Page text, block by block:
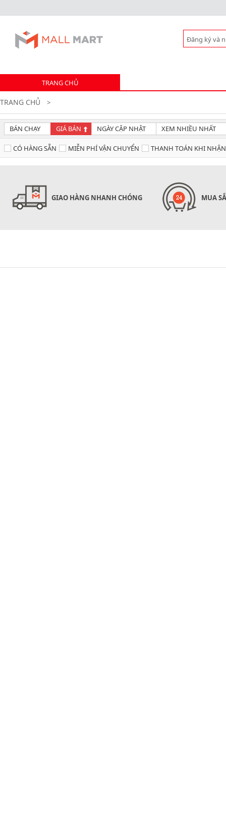
TRANG CHỦ
TRANG CHỦ >
BÁN CHẠY GIÁ BÁN NGÀY CẬP NHẬT XEM NHIỀU NHẤT
CÓ HÀNG SẴN MIỄN PHÍ VẬN CHUYỂN THANH TOÁN KHI
GIAO HÀNG NHANH CHÓNG MUA